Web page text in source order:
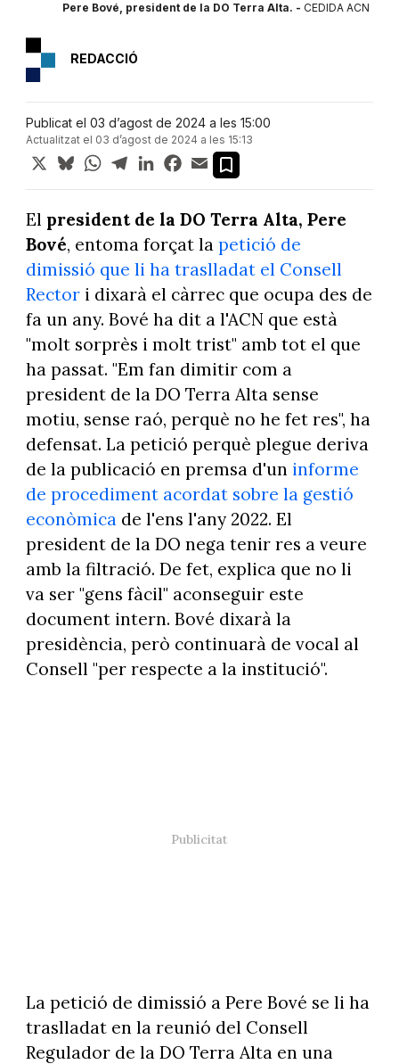
Pere Bové, president de la DO Terra Alta. - CEDIDA ACN
REDACCIÓ
Publicat el 03 d’agost de 2024 a les 15:00
Actualitzat el 03 d’agost de 2024 a les 15:13
X BlueskyWhatsApp
TelegramLinkedInFacebook
Email
El president de la DO Terra Alta, Pere
Bové, entoma forçat la petició de
dimissió que li ha traslladat el Consell
Rectori dixarà el càrrec que ocupa des de
fa un any. Bové ha dit a l'ACN que està
"molt sorprès i molt trist" amb tot el que
ha passat. "Em fan dimitir com a
president de la DO Terra Alta sense
motiu, sense raó, perquè no he fet res", ha
defensat. La petició perquè plegue deriva
de la publicació en premsa d'un informe
de procediment acordat sobre la gestió
econòmicade l'ens l'any 2022. El
president de la DO nega tenir res a veure
amb la filtració. De fet, explica que no li
va ser "gens fàcil" aconseguir este
document intern. Bové dixarà la
presidència, però continuarà de vocal al
Consell "per respecte a la institució".
La petició de dimissió a Pere Bové se li ha
traslladat en la reunió del Consell
Regulador de la DO Terra Alta en una